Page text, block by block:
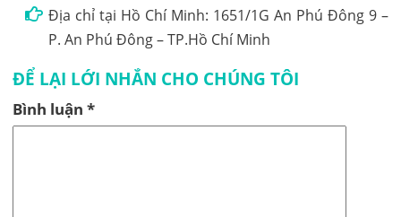
Địa chỉ tại Hồ Chí Minh: 1651/1G An Phú Đông 9 –
P. An Phú Đông – TP.Hồ Chí Minh
ĐỂ LẠI LỚI NHẮN CHO CHÚNG TÔI
Bình luận*